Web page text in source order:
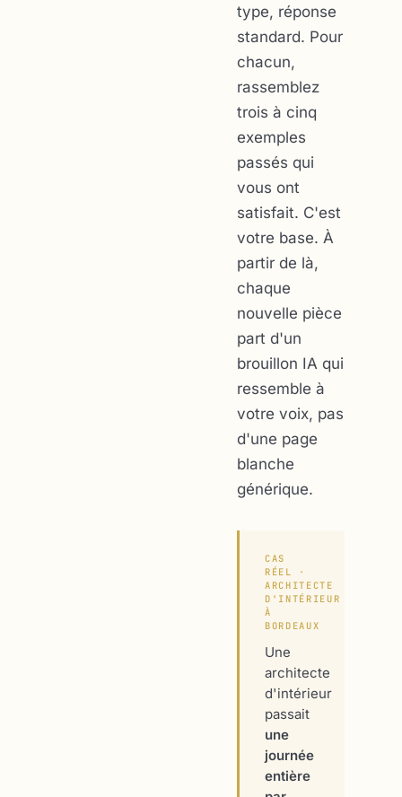
type, réponse
standard. Pour
chacun,
rassemblez
trois à cinq
exemples
passés qui
vous ont
satisfait. C'est
votre base. À
partir de là,
chaque
nouvelle pièce
part d'un
brouillon IA qui
ressemble à
votre voix, pas
d'une page
blanche
générique.
CAS
RÉEL ·
ARCHITECTE
D'INTÉRIEUR
À
BORDEAUX
Une
architecte
d'intérieur
passait
une
journée
entière